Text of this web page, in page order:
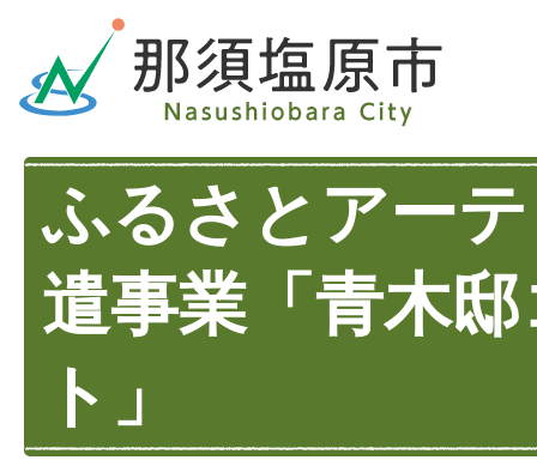
ふるさとアー
遣事業「青木
ト」